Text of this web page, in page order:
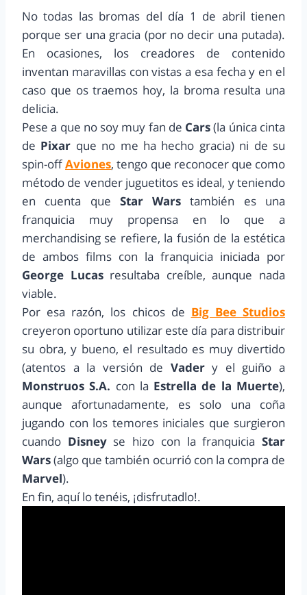
No todas las bromas del día 1 de abril tienen
porque ser una gracia (por no decir una putada).
En ocasiones, los creadores de contenido
inventan maravillas con vistas a esa fecha y en el
caso que os traemos hoy, la broma resulta una
delicia.
Pese a que no soy muy fan de Cars(la única cinta
de Pixar que no me ha hecho gracia) ni de su
spin-offAviones, tengo que reconocer que como
método de vender juguetitos es ideal, y teniendo
en cuenta que Star Wars también es una
franquicia muy propensa en lo que a
merchandising se refiere, la fusión de la estética
de ambos films con la franquicia iniciada por
George Lucasresultaba creíble, aunque nada
viable.
Por esa razón, los chicos de Big Bee Studios
creyeron oportuno utilizar este día para distribuir
su obra, y bueno, el resultado es muy divertido
(atentos a la versión de Vadery el guiño a
Monstruos S.A. con la Estrella de la Muerte),
aunque afortunadamente, es solo una coña
jugando con los temores iniciales que surgieron
cuando Disney se hizo con la franquicia Star
Wars(algo que también ocurrió con la compra de
Marvel).
En fin, aquí lo tenéis, ¡disfrutadlo!.